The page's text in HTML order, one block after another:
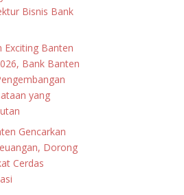
Bisnis Bank
Exciting Banten
Bank Banten
yang
Gencarkan
Dorong
Cerdas